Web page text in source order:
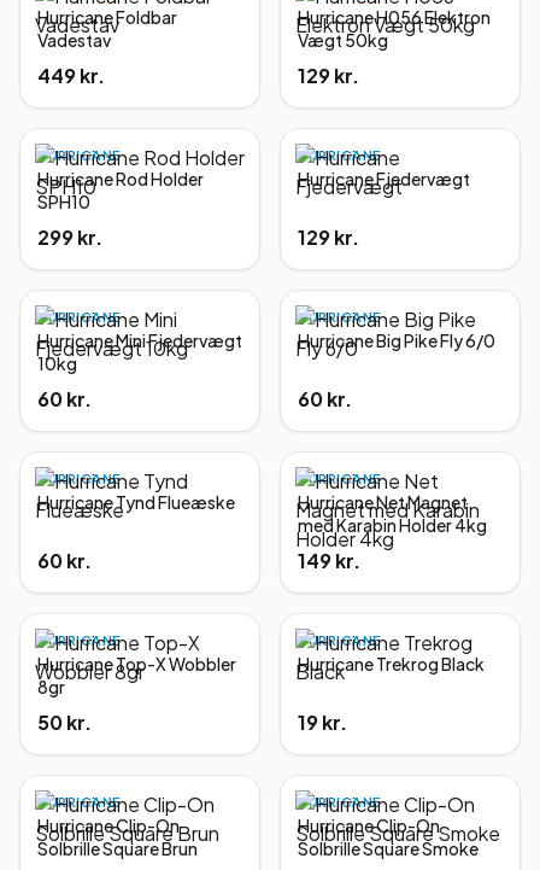
Hurricane Foldbar
Vadestav
449 kr.
Hurricane H056 Elektron
Vægt 50kg
129 kr.
HURRICANE
Hurricane Rod Holder
SPH10
299 kr.
HURRICANE
Hurricane Fjedervægt
129 kr.
HURRICANE
Hurricane Mini Fjedervægt
10kg
60 kr.
HURRICANE
Hurricane Big Pike Fly 6/0
60 kr.
HURRICANE
Hurricane Tynd Flueæske
60 kr.
HURRICANE
Hurricane Net Magnet
med Karabin Holder 4kg
149 kr.
HURRICANE
Hurricane Top-X Wobbler
8gr
50 kr.
HURRICANE
Hurricane Trekrog Black
19 kr.
HURRICANE
Hurricane Clip-On
Solbrille Square Brun
HURRICANE
Hurricane Clip-On
Solbrille Square Smoke